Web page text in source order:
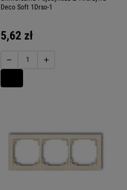
Deco Soft 1Drso-1
5,62 zł
− +